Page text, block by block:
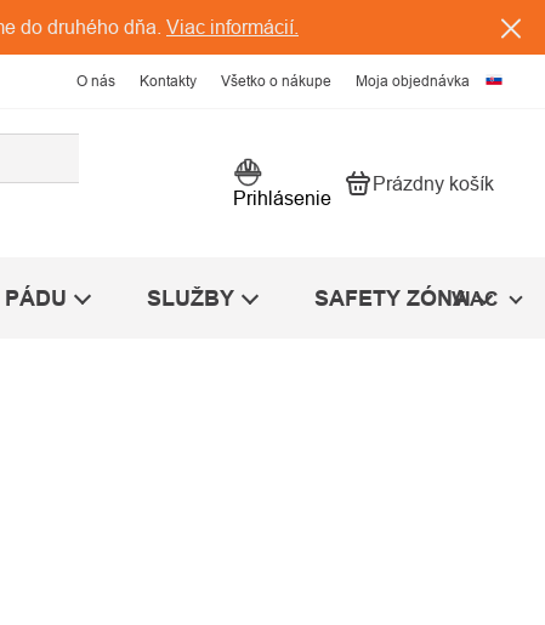
do druhého dňa. Viac informácií.
O nás Kontakty Všetko o nákupe Moja objednávka
Prihlásenie Nákupný košík
Prázdny košík
SLUŽBY SAFETY ZÓNAVIAC